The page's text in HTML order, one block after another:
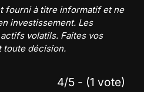
fourni à titre informatif et ne
investissement. Les
volatils. Faites vos
toute décision.
4/5 - (1 vote)